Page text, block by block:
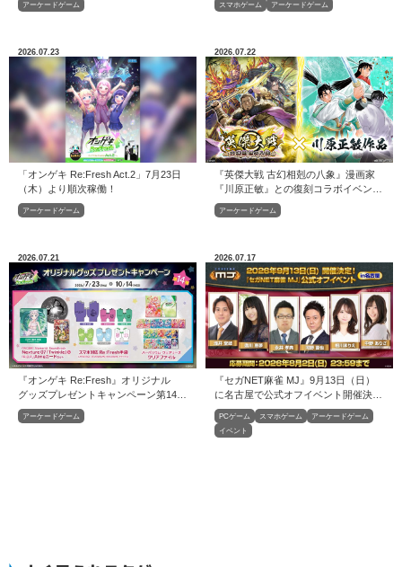
アーケードゲーム スマホゲーム アーケードゲーム
2026.07.23
アーケードゲーム
「オンゲキ Re:Fresh Act.2」7月23日
（木）より順次稼働！
2026.07.22
アーケードゲーム
『英傑大戦 古幻相剋の八象』漫画家
『川原正敏』との復刻コラボイベント
を本日より開始！
2026.07.21
アーケードゲーム
『オンゲキ Re:Fresh』オリジナル
グッズプレゼントキャンペーン第14弾
開催！
2026.07.17
PCゲーム スマホゲーム
アーケードゲーム
イベント
『セガNET麻雀 MJ』9月13日（日）
に名古屋で公式オフイベント開催決
定！